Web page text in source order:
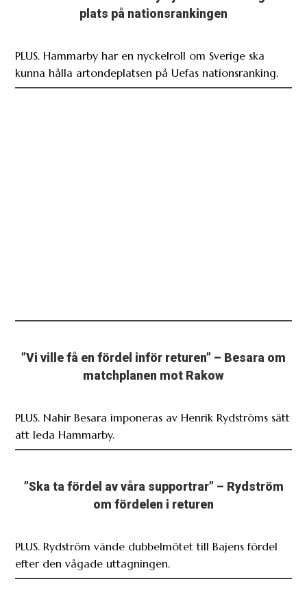
plats på nationsrankingen
PLUS. Hammarby har en nyckelroll om Sverige ska
kunna hålla artondeplatsen på Uefas nationsranking.
”Vi ville få en fördel inför returen” – Besara om
matchplanen mot Rakow
PLUS. Nahir Besara imponeras av Henrik Rydströms sätt
att leda Hammarby.
”Ska ta fördel av våra supportrar” – Rydström
om fördelen i returen
PLUS. Rydström vände dubbelmötet till Bajens fördel
efter den vågade uttagningen.